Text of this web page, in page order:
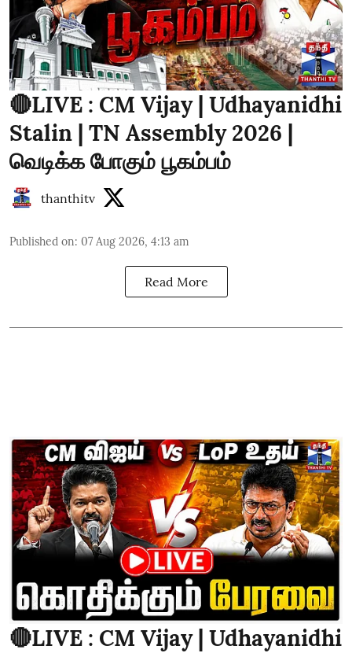
🔴LIVE : CM Vijay | Udhayanidhi
Stalin | TN Assembly 2026 |
வெடிக்க போகும் பூகம்பம்
thanthitv
Published on: 07 Aug 2026, 4:13 am
Read More
🔴LIVE : CM Vijay | Udhayanidhi